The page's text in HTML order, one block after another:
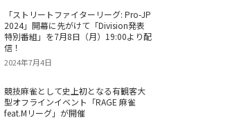
「ストリートファイターリーグ: Pro-JP
2024」開幕に先がけて「Division発表
特別番組」を7月8日（月）19:00より配
信！
2024年7月4日
競技麻雀として史上初となる有観客大
型オフラインイベント「RAGE 麻雀
feat.Mリーグ」が開催